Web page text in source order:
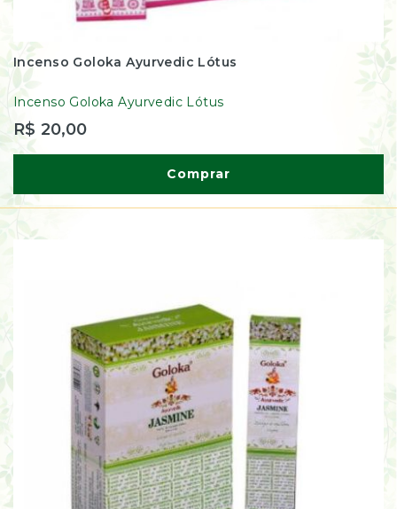
Incenso Goloka Ayurvedic Lótus
Incenso Goloka Ayurvedic Lótus
R$ 20,00
Comprar